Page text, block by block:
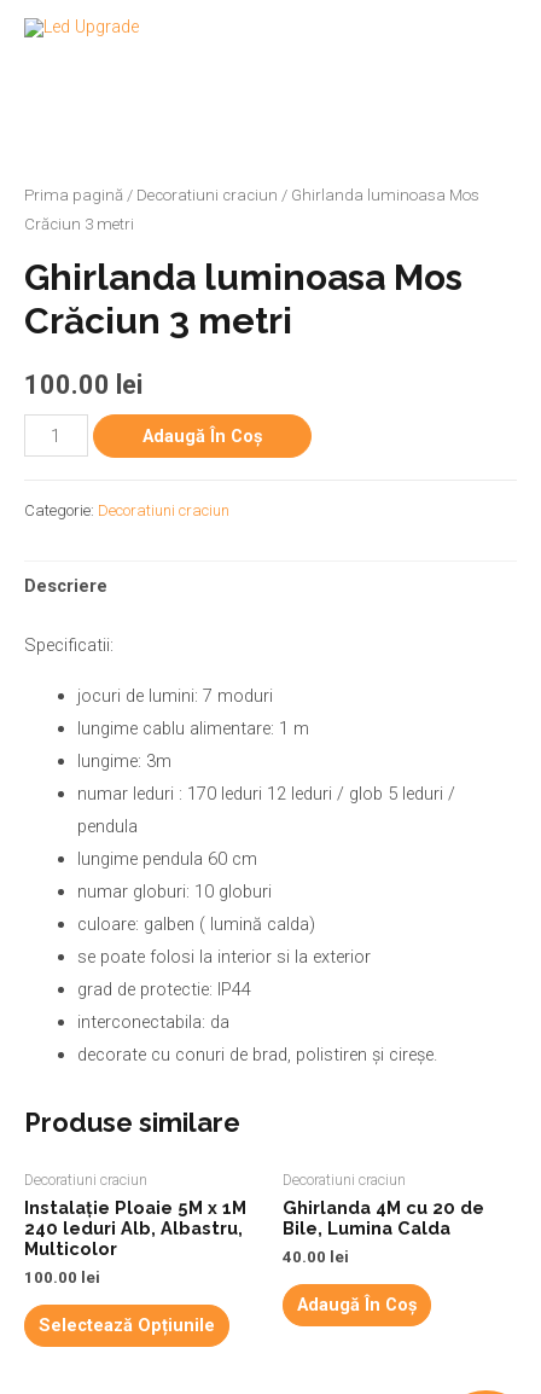
Prima pagină / Decoratiuni craciun / Ghirlanda luminoasa Mos
Crăciun 3 metri
Ghirlanda luminoasa Mos
Crăciun 3 metri
100.00 lei
Adaugă În Coș
Categorie: Decoratiuni craciun
Descriere
Specificatii:
jocuri de lumini: 7 moduri
lungime cablu alimentare: 1 m
lungime: 3m
numar leduri : 170 leduri 12 leduri / glob 5 leduri /
pendula
lungime pendula 60 cm
numar globuri: 10 globuri
culoare: galben ( lumină calda)
se poate folosi la interior si la exterior
grad de protectie: IP44
interconectabila: da
decorate cu conuri de brad, polistiren și cireșe.
Produse similare
Decoratiuni craciun
Instalație Ploaie 5M x 1M
240 leduri Alb, Albastru,
Multicolor
100.00 lei
Selectează Opțiunile
Decoratiuni craciun
Ghirlanda 4M cu 20 de
Bile, Lumina Calda
40.00 lei
Adaugă În Coș